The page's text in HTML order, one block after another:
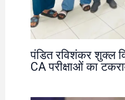
पंडित रविशंकर शुक्ल
CA परीक्षाओं का